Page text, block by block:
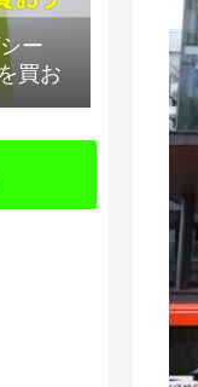
ー
買お